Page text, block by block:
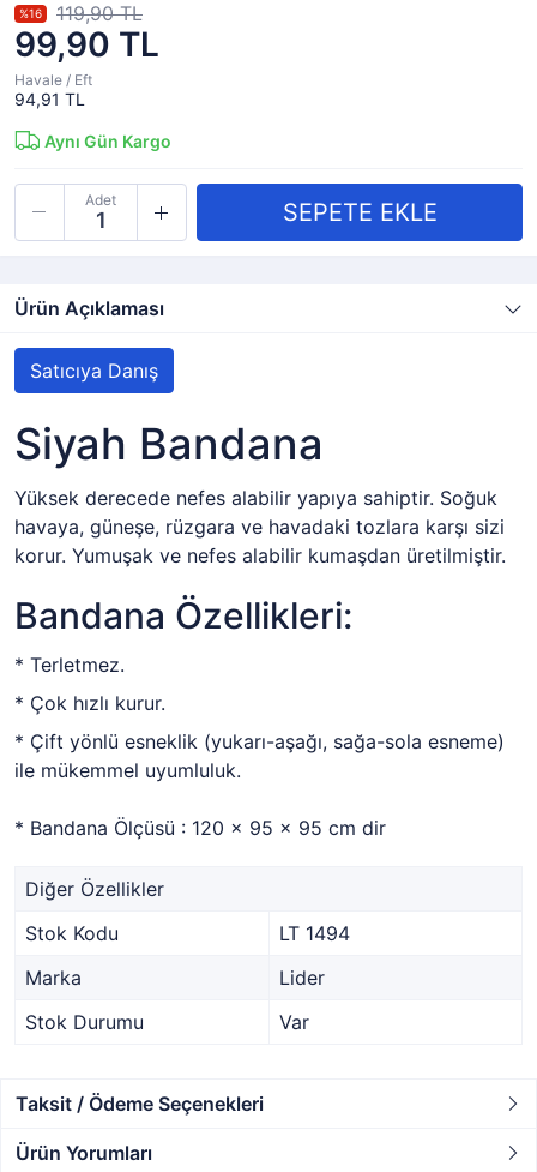
99,90 TL
%16 119,90 TL
Havale / Eft
94,91 TL
Aynı Gün Kargo
Adet
Ürün Açıklaması
Satıcıya Danış
Siyah Bandana
Yüksek derecede nefes alabilir yapıya sahiptir. Soğuk
havaya, güneşe, rüzgara ve havadaki tozlara karşı sizi
korur. Yumuşak ve nefes alabilir kumaşdan üretilmiştir.
Bandana Özellikleri:
* Terletmez.
* Çok hızlı kurur.
* Çift yönlü esneklik (yukarı-aşağı, sağa-sola esneme)
ile mükemmel uyumluluk.
* Bandana Ölçüsü : 120 x 95 x 95 cm dir
Diğer Özellikler
Stok Kodu
LT 1494
Marka
Lider
Stok Durumu
Var
Taksit / Ödeme Seçenekleri
Ürün Yorumları